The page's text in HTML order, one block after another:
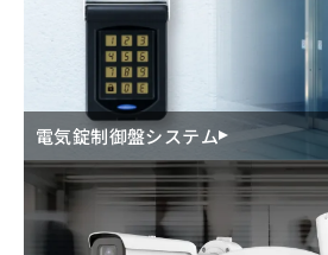
電気錠制御盤システム